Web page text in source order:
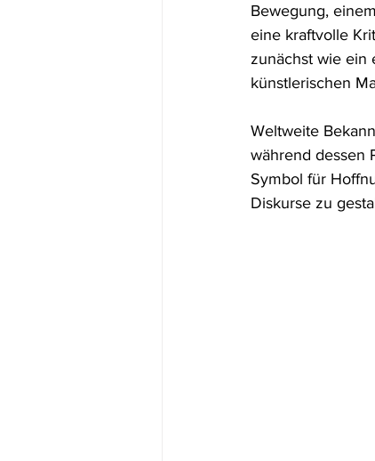
Bewegung,
eine kraftvolle
zunächst wie ein
künstlerischen
Weltweite
während dessen
Symbol für
Diskurse zu